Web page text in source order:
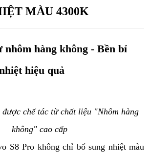
MÀU 4300K
nhôm hàng không - Bền bỉ
hiệu quả
được chế tác từ chất liệu "Nhôm hàng
không" cao cấp
S8 Pro không chỉ bổ sung nhiệt màu